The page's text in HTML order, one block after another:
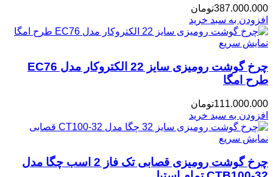
387.000.000تومان
افزودن به سبد خرید
نمایش سریع
چرخ گوشت رومیزی سایز 22 الکتروکار مدل EC76
طرح امگا
111.000.000تومان
افزودن به سبد خرید
نمایش سریع
چرخ گوشت رومیزی قصابی تک فاز 2 اسب چگا مدل